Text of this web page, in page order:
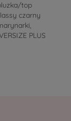
top
czarny
PLUS